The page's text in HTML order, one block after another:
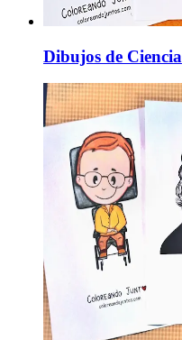
Dibujos de Ciencia